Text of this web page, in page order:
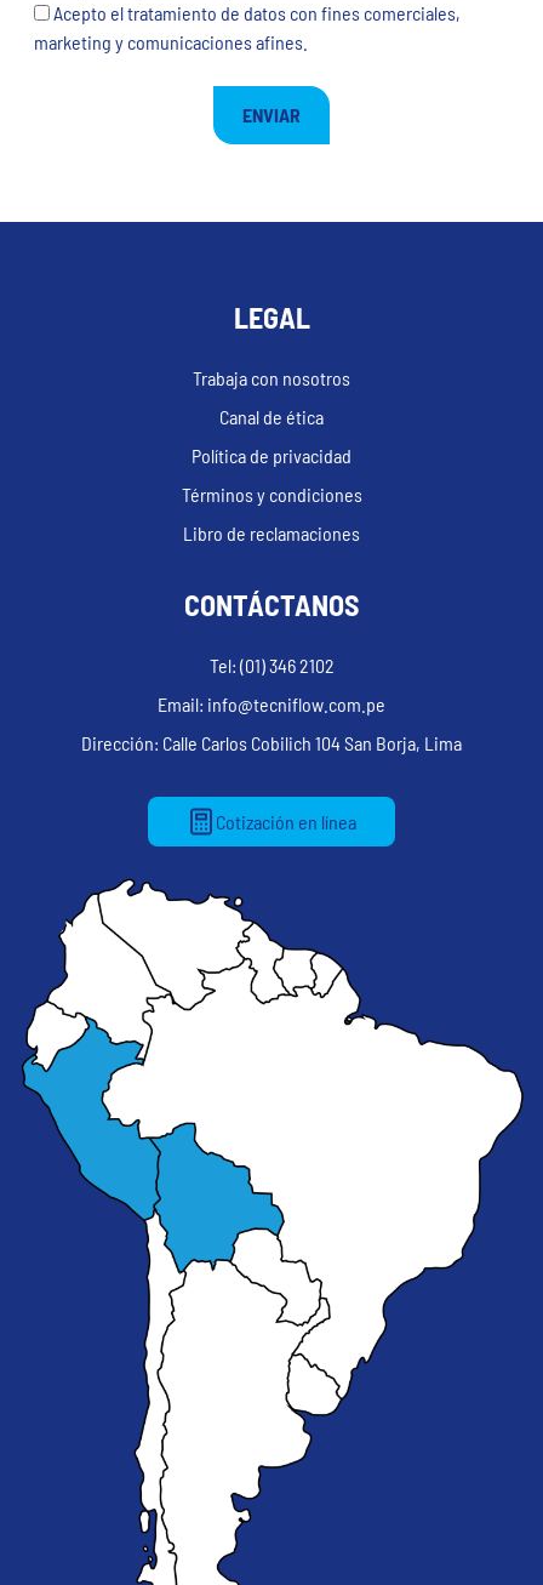
Acepto el tratamiento de datos con fines comerciales,
marketing y comunicaciones afines.
LEGAL
Trabaja con nosotros
Canal de ética
Política de privacidad
Términos y condiciones
Libro de reclamaciones
CONTÁCTANOS
Tel: (01) 346 2102
Email: info@tecniflow.com.pe
Dirección: Calle Carlos Cobilich 104 San Borja, Lima
Cotización en línea